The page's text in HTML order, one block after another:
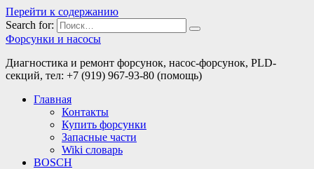
Перейти к содержанию
Search for:
Форсунки и насосы
Диагностика и ремонт форсунок, насос-форсунок, PLD-
секций, тел: +7 (919) 967-93-80 (помощь)
Главная
Контакты
Купить форсунки
Запасные части
Wiki словарь
BOSCH